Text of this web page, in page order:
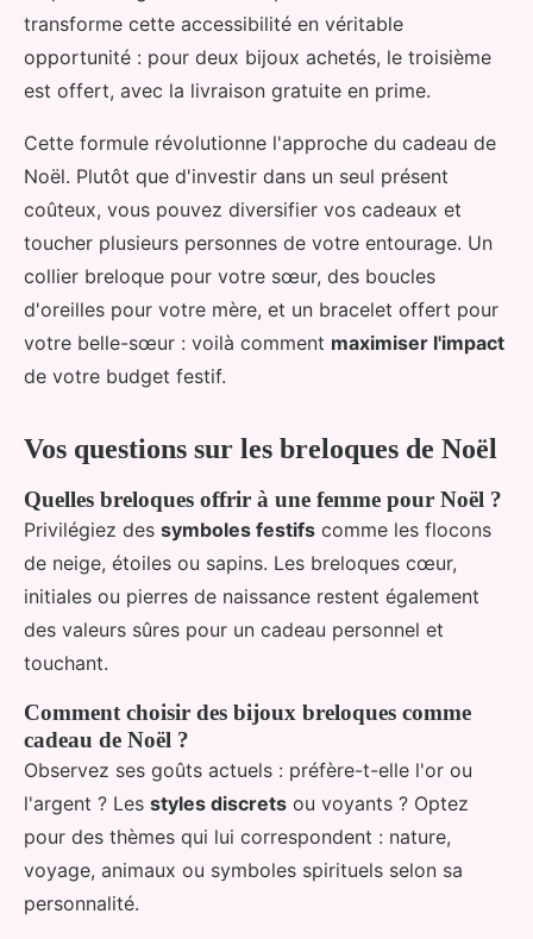
transforme cette accessibilité en véritable
opportunité : pour deux bijoux achetés, le troisième
est offert, avec la livraison gratuite en prime.
Cette formule révolutionne l'approche du cadeau de
Noël. Plutôt que d'investir dans un seul présent
coûteux, vous pouvez diversifier vos cadeaux et
toucher plusieurs personnes de votre entourage. Un
collier breloque pour votre sœur, des boucles
d'oreilles pour votre mère, et un bracelet offert pour
votre belle-sœur : voilà comment maximiser l'impact
de votre budget festif.
Vos questions sur les breloques de Noël
Quelles breloques offrir à une femme pour Noël ?
Privilégiez des symboles festifs comme les flocons
de neige, étoiles ou sapins. Les breloques cœur,
initiales ou pierres de naissance restent également
des valeurs sûres pour un cadeau personnel et
touchant.
Comment choisir des bijoux breloques comme
cadeau de Noël ?
Observez ses goûts actuels : préfère-t-elle l'or ou
l'argent ? Les styles discrets ou voyants ? Optez
pour des thèmes qui lui correspondent : nature,
voyage, animaux ou symboles spirituels selon sa
personnalité.